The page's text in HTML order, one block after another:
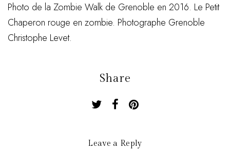
Photo de la Zombie Walk de Grenoble en 2016. Le Petit
Chaperon rouge en zombie. Photographe Grenoble
Christophe Levet.
Share
Leave a Reply